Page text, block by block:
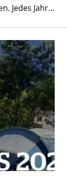
Jedes Jahr…